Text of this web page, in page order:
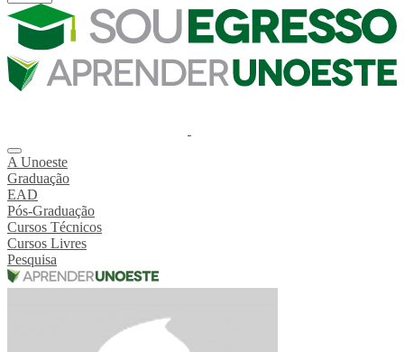
A Unoeste
Graduação
EAD
Pós-Graduação
Cursos Técnicos
Cursos Livres
Pesquisa